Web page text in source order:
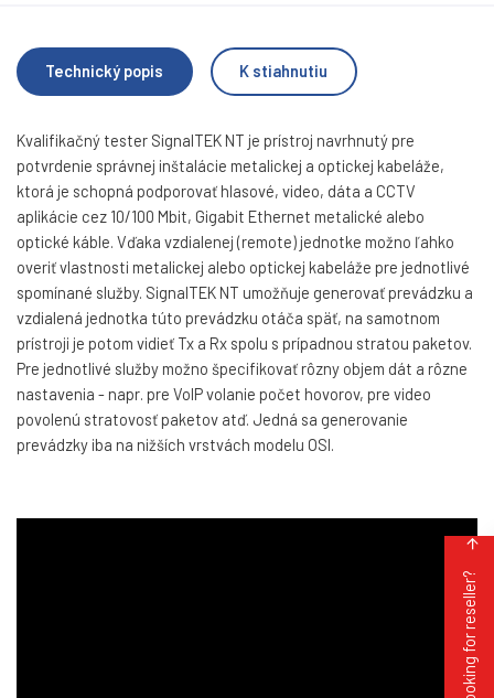
Technický popis K stiahnutiu
Kvalifikačný tester SignalTEK NT je prístroj navrhnutý pre
potvrdenie správnej inštalácie metalickej a optickej kabeláže,
ktorá je schopná podporovať hlasové, video, dáta a CCTV
aplikácie cez 10/100 Mbit, Gigabit Ethernet metalické alebo
optické káble. Vďaka vzdialenej (remote) jednotke možno ľahko
overiť vlastnosti metalickej alebo optickej kabeláže pre jednotlivé
spomínané služby. SignalTEK NT umožňuje generovať prevádzku a
vzdialená jednotka túto prevádzku otáča späť, na samotnom
prístroji je potom vidieť Tx a Rx spolu s prípadnou stratou paketov.
Pre jednotlivé služby možno špecifikovať rôzny objem dát a rôzne
nastavenia - napr. pre VoIP volanie počet hovorov, pre video
povolenú stratovosť paketov atď. Jedná sa generovanie
prevádzky iba na nižších vrstvách modelu OSI.
Looking for reseller?